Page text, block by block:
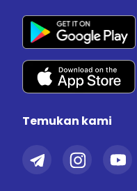
Temukan kami